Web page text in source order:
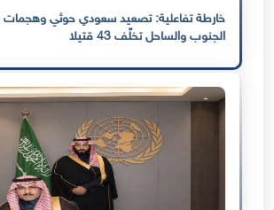
خارطة تفاعلية: تصعيد سعودي حوثي
الجنوب والساحل تخلّف 43 قتيلا